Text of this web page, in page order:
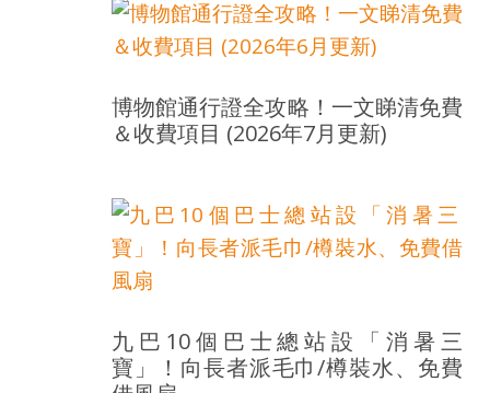
博物館通行證全攻略！一文睇清免費
＆收費項目 (2026年7月更新)
九巴10個巴士總站設「消暑三
寶」！向長者派毛巾/樽裝水、免費